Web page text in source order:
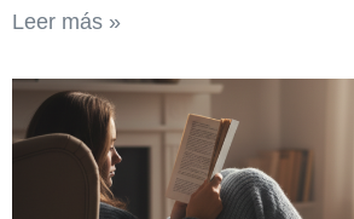
Leer más »